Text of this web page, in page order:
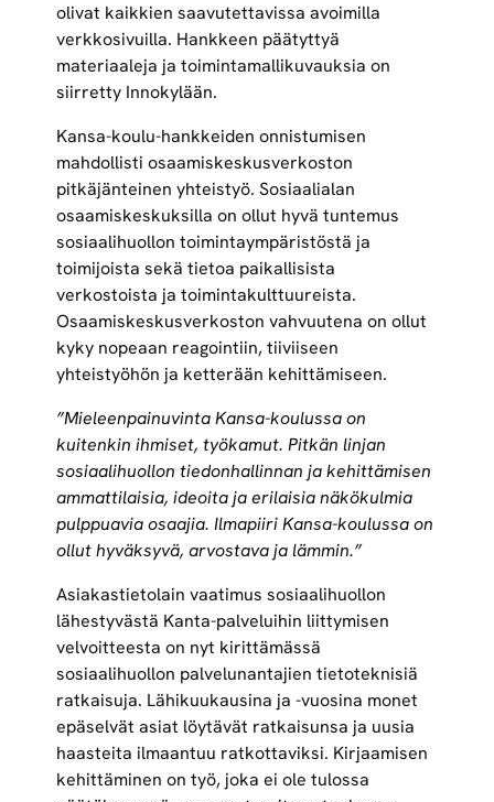
olivat kaikkien saavutettavissa avoimilla
verkkosivuilla. Hankkeen päätyttyä
materiaaleja ja toimintamallikuvauksia on
siirretty Innokylään.
Kansa-koulu-hankkeiden onnistumisen
mahdollisti osaamiskeskusverkoston
pitkäjänteinen yhteistyö. Sosiaalialan
osaamiskeskuksilla on ollut hyvä tuntemus
sosiaalihuollon toimintaympäristöstä ja
toimijoista sekä tietoa paikallisista
verkostoista ja toimintakulttuureista.
Osaamiskeskusverkoston vahvuutena on ollut
kyky nopeaan reagointiin, tiiviiseen
yhteistyöhön ja ketterään kehittämiseen.
”Mieleenpainuvinta Kansa-koulussa on
kuitenkin ihmiset, työkamut. Pitkän linjan
sosiaalihuollon tiedonhallinnan ja kehittämisen
ammattilaisia, ideoita ja erilaisia näkökulmia
pulppuavia osaajia. Ilmapiiri Kansa-koulussa on
ollut hyväksyvä, arvostava ja lämmin.”
Asiakastietolain vaatimus sosiaalihuollon
lähestyvästä Kanta-palveluihin liittymisen
velvoitteesta on nyt kirittämässä
sosiaalihuollon palvelunantajien tietoteknisiä
ratkaisuja. Lähikuukausina ja -vuosina monet
epäselvät asiat löytävät ratkaisunsa ja uusia
haasteita ilmaantuu ratkottaviksi. Kirjaamisen
kehittäminen on työ, joka ei ole tulossa